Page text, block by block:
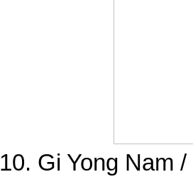
10. Gi Yong Nam